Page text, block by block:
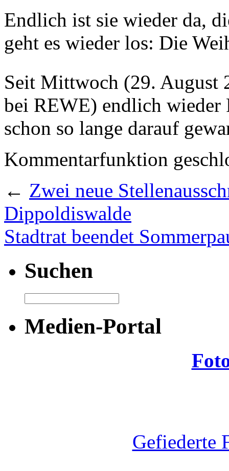
Endlich ist sie wieder da,
geht es wieder los: Die
Seit Mittwoch (29. August
bei REWE) endlich wieder
schon so lange darauf
Kommentarfunktion
← Zwei neue
Dippoldiswalde
Stadtrat beendet
Suchen
Medien-Portal
Gefiederte